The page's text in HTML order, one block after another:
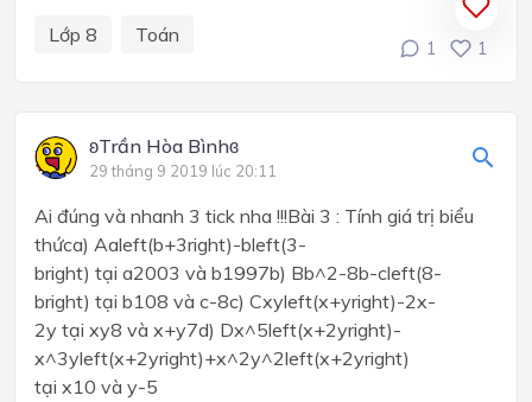
Lớp 8 Toán
1 1
ʚTrần Hòa Bìnhɞ
29 tháng 9 2019 lúc 20:11
Ai đúng và nhanh 3 tick nha !!!Bài 3 : Tính giá trị biểu
thứca) Aaleft(b+3right)-bleft(3-
bright) tại a2003 và b1997b) Bb^2-8b-cleft(8-
bright) tại b108 và c-8c) Cxyleft(x+yright)-2x-
2y tại xy8 và x+y7d) Dx^5left(x+2yright)-
x^3yleft(x+2yright)+x^2y^2left(x+2yright)
tại x10 và y-5